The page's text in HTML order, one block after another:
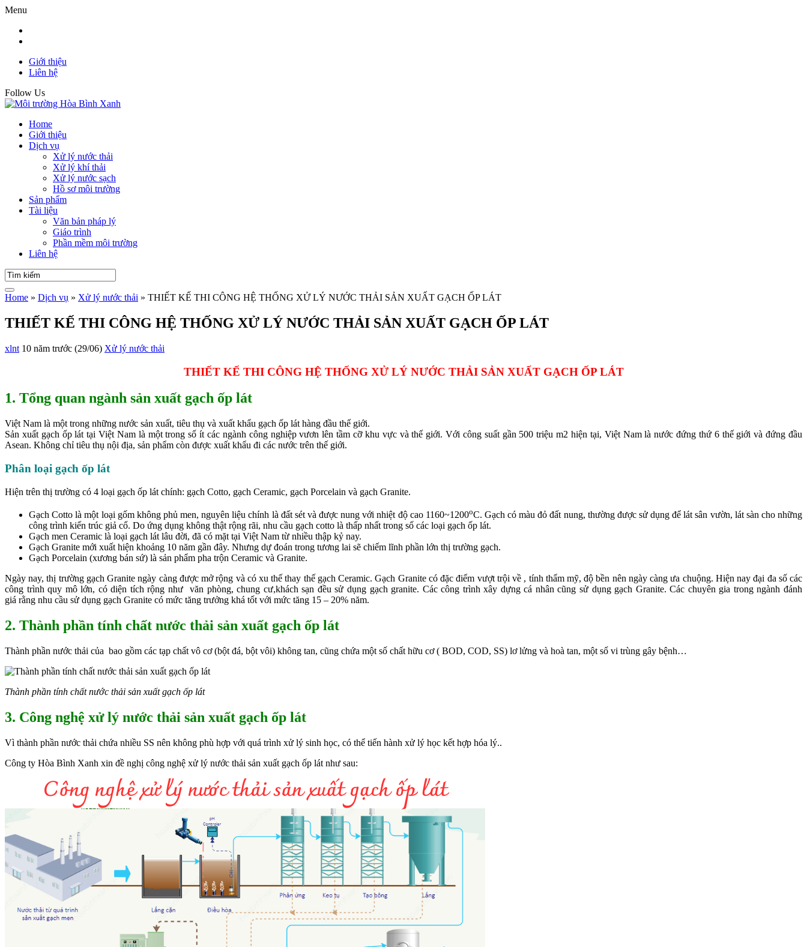
Menu
Giới thiệu
Liên hệ
Follow Us
Home
Giới thiệu
Dịch vụ
Xử lý nước thải
Xử lý khí thải
Xử lý nước sạch
Hồ sơ môi trường
Sản phẩm
Tài liệu
Văn bản pháp lý
Giáo trình
Phần mềm môi trường
Liên hệ
Home » Dịch vụ » Xử lý nước thải » THIẾT KẾ THI CÔNG HỆ THỐNG XỬ LÝ NƯỚC THẢI SẢN XUẤT GẠCH ỐP LÁT
THIẾT KẾ THI CÔNG HỆ THỐNG XỬ LÝ NƯỚC THẢI SẢN XUẤT GẠCH ỐP LÁT
xlnt 10 năm trước (29/06) Xử lý nước thải
THIẾT KẾ THI CÔNG HỆ THỐNG XỬ LÝ NƯỚC THẢI SẢN XUẤT GẠCH ỐP LÁT
1. Tổng quan ngành sản xuất gạch ốp lát
Việt Nam là một trong những nước sản xuất, tiêu thụ và xuất khẩu gạch ốp lát hàng đầu thế giới.
Sản xuất gạch ốp lát tại Việt Nam là một trong số ít các ngành công nghiệp vươn lên tầm cỡ khu vực và thế giới. Với công suất gần 500 triệu m2 hiện tại, Việt Nam là nước đứng thứ 6 thế giới và đứng đầu
Asean. Không chỉ tiêu thụ nội địa, sản phẩm còn được xuất khẩu đi các nước trên thế giới.
Phân loại gạch ốp lát
Hiện trên thị trường có 4 loại gạch ốp lát chính: gạch Cotto, gạch Ceramic, gạch Porcelain và gạch Granite.
Gạch Cotto là một loại gốm không phủ men, nguyên liệu chính là đất sét và được nung với nhiệt độ cao 1160~1200oC. Gạch có màu đỏ đất nung, thường được sử dụng để lát sân vườn, lát sàn cho những
công trình kiến trúc giả cổ. Do ứng dụng không thật rộng rãi, nhu cầu gạch cotto là thấp nhất trong số các loại gạch ốp lát.
Gạch men Ceramic là loại gạch lát lâu đời, đã có mặt tại Việt Nam từ nhiều thập kỷ nay.
Gạch Granite mới xuất hiện khoảng 10 năm gần đây. Nhưng dự đoán trong tương lai sẽ chiếm lĩnh phần lớn thị trường gạch.
Gạch Porcelain (xương bán sứ) là sản phẩm pha trộn Ceramic và Granite.
Ngày nay, thị trường gạch Granite ngày càng được mở rộng và có xu thế thay thế gạch Ceramic. Gạch Granite có đặc điểm vượt trội về , tính thẩm mỹ, độ bền nên ngày càng ưa chuộng. Hiện nay đại đa số các
công trình quy mô lớn, có diện tích rộng như văn phòng, chung cư,khách sạn đều sử dụng gạch granite. Các công trình xây dựng cá nhân cũng sử dụng gạch Granite. Các chuyên gia trong ngành đánh
giá rằng nhu cầu sử dụng gạch Granite có mức tăng trưởng khá tốt với mức tăng 15 – 20% năm.
2. Thành phần tính chất nước thải sản xuất gạch ốp lát
Thành phần nước thải của bao gồm các tạp chất vô cơ (bột đá, bột vôi) không tan, cũng chứa một số chất hữu cơ ( BOD, COD, SS) lơ lửng và hoà tan, một số vi trùng gây bệnh…
Thành phần tính chất nước thải sản xuất gạch ốp lát
3. Công nghệ xử lý nước thải sản xuất gạch ốp lát
Vì thành phần nước thải chứa nhiều SS nên không phù hợp với quá trình xử lý sinh học, có thể tiến hành xử lý học kết hợp hóa lý..
Công ty Hòa Bình Xanh xin đề nghị công nghệ xử lý nước thải sản xuất gạch ốp lát như sau: